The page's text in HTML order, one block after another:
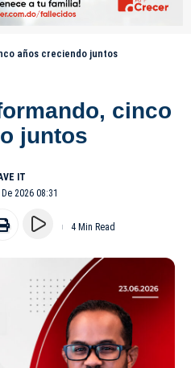
años creciendo juntos
cinco
juntos
2026 08:31
4 Min Read